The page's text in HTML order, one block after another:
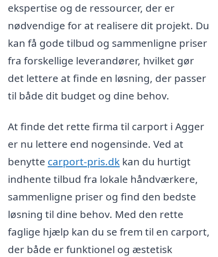
ekspertise og de ressourcer, der er
nødvendige for at realisere dit projekt. Du
kan få gode tilbud og sammenligne priser
fra forskellige leverandører, hvilket gør
det lettere at finde en løsning, der passer
til både dit budget og dine behov.
At finde det rette firma til carport i Agger
er nu lettere end nogensinde. Ved at
benytte carport-pris.dk kan du hurtigt
indhente tilbud fra lokale håndværkere,
sammenligne priser og find den bedste
løsning til dine behov. Med den rette
faglige hjælp kan du se frem til en carport,
der både er funktionel og æstetisk